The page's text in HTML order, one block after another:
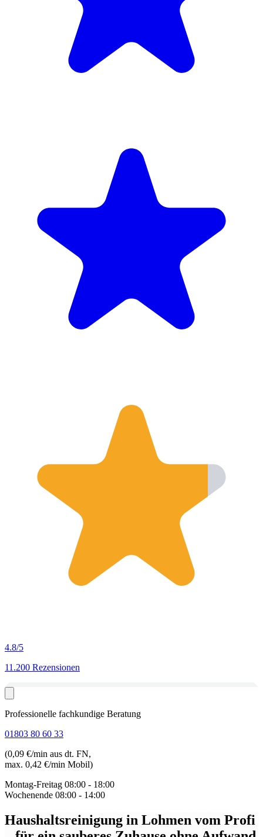
4.8/5
11.200 Rezensionen
Professionelle fachkundige Beratung
01803 80 60 33
(0,09 €/min aus dt. FN,
max. 0,42 €/min Mobil)
Montag-Freitag 08:00 - 18:00
Wochenende 08:00 - 14:00
Haushaltsreinigung in Lohmen vom Profi